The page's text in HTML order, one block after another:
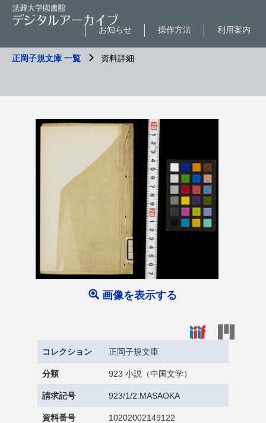
利用案内
操作方法
お知らせ
正岡子規文庫 一覧 資料詳細
画像を表示する
コレクション 正岡子規文庫
分類 923 小説（中国文学）
請求記号 923/1/2:MASAOKA
資料番号 10202002149122